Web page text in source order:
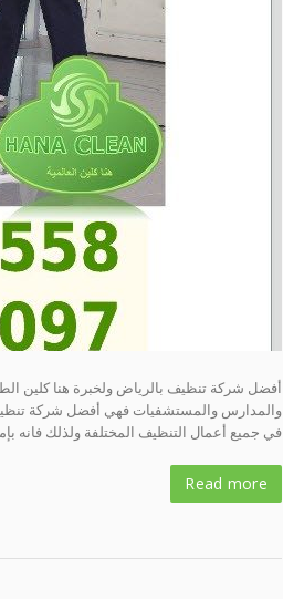
أفضل شركة تنظيف بالرياض ولخبرة هنا كلين
والمدارس والمستشفيات فهي أفضل شركة تنظيف
في جميع أعمال التنظيف المختلفة ولذلك فانه
Read more